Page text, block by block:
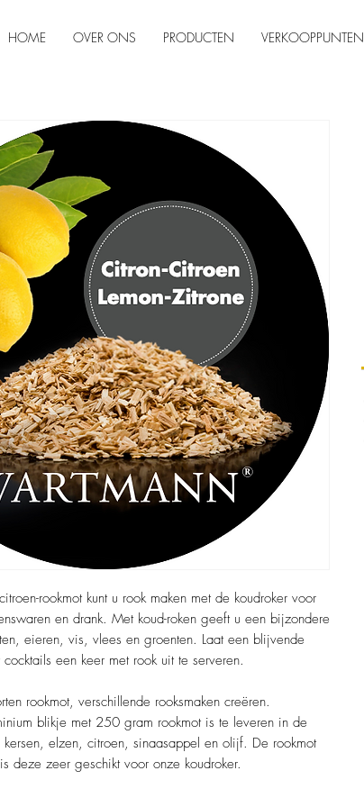
HOME OVER ONS PRODUCTEN VERKOOPPUNTEN
rookmot kunt u rook maken met de koudroker voor
en drank. Met koud-roken geeft u een bijzondere
eieren, vis, vlees en groenten. Laat een blijvende
een keer met rook uit te serveren.
rookmot, verschillende rooksmaken creëren.
blikje met 250 gram rookmot is te leveren in de
elzen, citroen, sinaasappel en olijf. De rookmot
deze zeer geschikt voor onze koudroker.